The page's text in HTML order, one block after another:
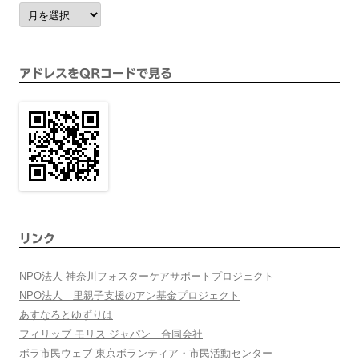
ア
ー
カ
アドレスをQRコードで見る
リンク
NPO法人 神奈川フォスターケアサポートプロジェクト
NPO法人 里親子支援のアン基金プロジェクト
あすなろとゆずりは
フィリップ モリス ジャパン 合同会社
ボラ市民ウェブ 東京ボランティア・市民活動センター